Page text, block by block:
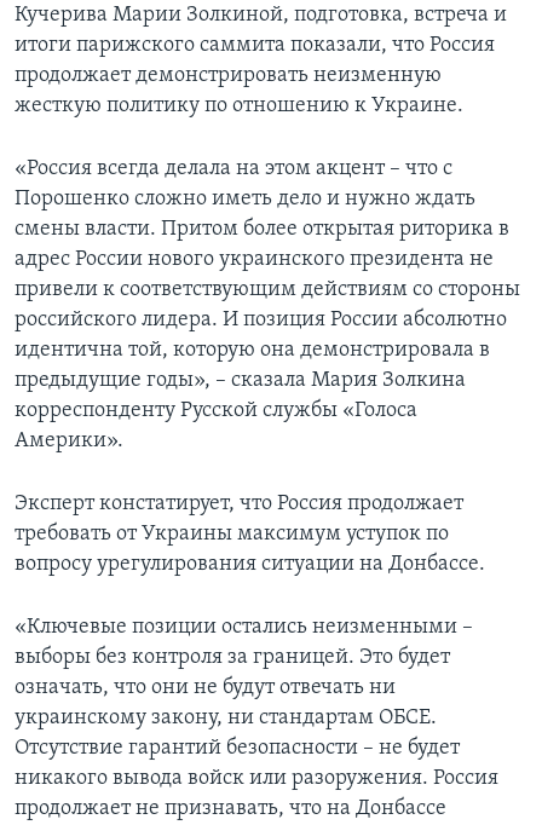
Кучерива Марии Золкиной, подготовка, встреча и
итоги парижского саммита показали, что Россия
продолжает демонстрировать неизменную
жесткую политику по отношению к Украине.
«Россия всегда делала на этом акцент – что с
Порошенко сложно иметь дело и нужно ждать
смены власти. Притом более открытая риторика в
адрес России нового украинского президента не
привели к соответствующим действиям со стороны
российского лидера. И позиция России абсолютно
идентична той, которую она демонстрировала в
предыдущие годы», – сказала Мария Золкина
корреспонденту Русской службы «Голоса
Америки».
Эксперт констатирует, что Россия продолжает
требовать от Украины максимум уступок по
вопросу урегулирования ситуации на Донбассе.
«Ключевые позиции остались неизменными –
выборы без контроля за границей. Это будет
означать, что они не будут отвечать ни
украинскому закону, ни стандартам ОБСЕ.
Отсутствие гарантий безопасности – не будет
никакого вывода войск или разоружения. Россия
продолжает не признавать, что на Донбассе